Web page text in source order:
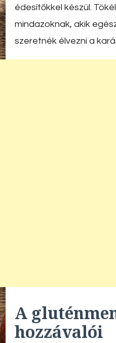
édesítőkkel készül.
mindazoknak, akik
szeretnék élvezni a
A
hozzávalói